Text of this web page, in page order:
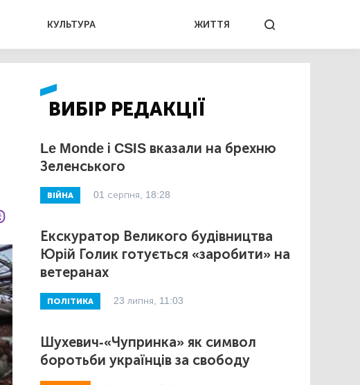
КУЛЬТУРА ЖИТТЯ
ВИБІР РЕДАКЦІЇ
Le Monde і CSIS вказали на брехню
Зеленського
ВІЙНА 01 серпня, 18:28
Екскуратор Великого будівництва
Юрій Голик готується «заробити» на
ветеранах
ПОЛІТИКА 23 липня, 11:03
Шухевич-«Чупринка» як символ
боротьби українців за свободу